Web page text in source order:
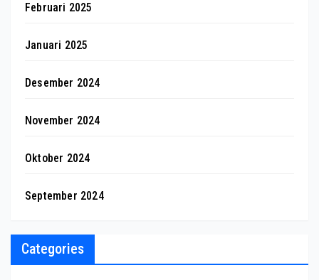
Februari 2025
Januari 2025
Desember 2024
November 2024
Oktober 2024
September 2024
Categories